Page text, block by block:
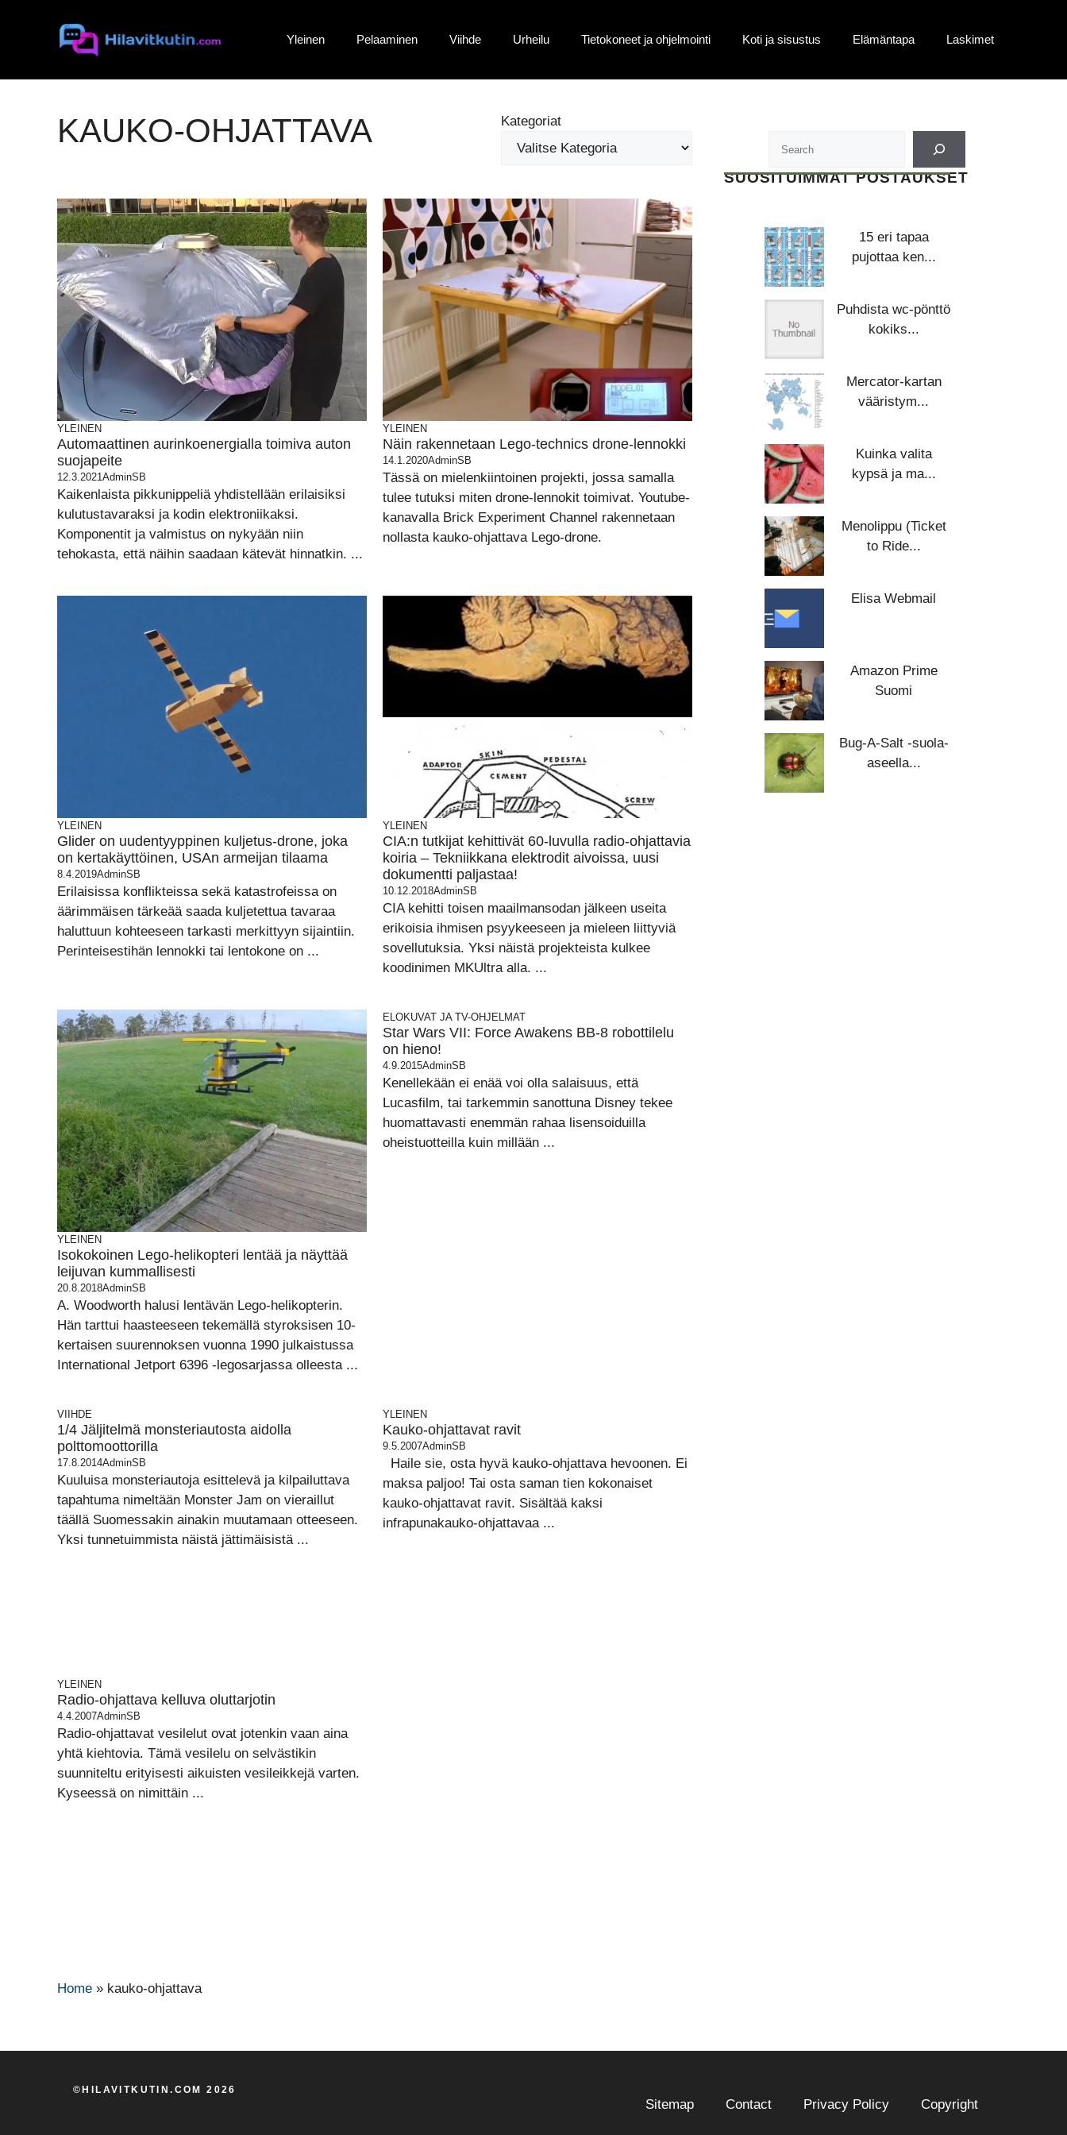
Yleinen Pelaaminen Viihde Urheilu Tietokoneet ja ohjelmointi Koti ja sisustus Elämäntapa Laskimet
KAUKO-OHJATTAVA Kategoriat
YLEINEN
Automaattinen aurinkoenergialla toimiva auton
suojapeite
12.3.2021AdminSB
Kaikenlaista pikkunippeliä yhdistellään erilaisiksi
kulutustavaraksi ja kodin elektroniikaksi.
Komponentit ja valmistus on nykyään niin
tehokasta, että näihin saadaan kätevät hinnatkin. ...
YLEINEN
Näin rakennetaan Lego-technics drone-lennokki
14.1.2020AdminSB
Tässä on mielenkiintoinen projekti, jossa samalla
tulee tutuksi miten drone-lennokit toimivat. Youtube-
kanavalla Brick Experiment Channel rakennetaan
nollasta kauko-ohjattava Lego-drone.
YLEINEN
Glider on uudentyyppinen kuljetus-drone, joka
on kertakäyttöinen, USAn armeijan tilaama
8.4.2019AdminSB
Erilaisissa konflikteissa sekä katastrofeissa on
äärimmäisen tärkeää saada kuljetettua tavaraa
haluttuun kohteeseen tarkasti merkittyyn sijaintiin.
Perinteisestihän lennokki tai lentokone on ...
YLEINEN
CIA:n tutkijat kehittivät 60-luvulla radio-ohjattavia
koiria – Tekniikkana elektrodit aivoissa, uusi
dokumentti paljastaa!
10.12.2018AdminSB
CIA kehitti toisen maailmansodan jälkeen useita
erikoisia ihmisen psyykeeseen ja mieleen liittyviä
sovellutuksia. Yksi näistä projekteista kulkee
koodinimen MKUltra alla. ...
YLEINEN
Isokokoinen Lego-helikopteri lentää ja näyttää
leijuvan kummallisesti
20.8.2018AdminSB
A. Woodworth halusi lentävän Lego-helikopterin.
Hän tarttui haasteeseen tekemällä styroksisen 10-
kertaisen suurennoksen vuonna 1990 julkaistussa
International Jetport 6396 -legosarjassa olleesta ...
ELOKUVAT JA TV-OHJELMAT
Star Wars VII: Force Awakens BB-8 robottilelu
on hieno!
4.9.2015AdminSB
Kenellekään ei enää voi olla salaisuus, että
Lucasfilm, tai tarkemmin sanottuna Disney tekee
huomattavasti enemmän rahaa lisensoiduilla
oheistuotteilla kuin millään ...
VIIHDE
1/4 Jäljitelmä monsteriautosta aidolla
polttomoottorilla
17.8.2014AdminSB
Kuuluisa monsteriautoja esittelevä ja kilpailuttava
tapahtuma nimeltään Monster Jam on vieraillut
täällä Suomessakin ainakin muutamaan otteeseen.
Yksi tunnetuimmista näistä jättimäisistä ...
YLEINEN
Kauko-ohjattavat ravit
9.5.2007AdminSB
Haile sie, osta hyvä kauko-ohjattava hevoonen. Ei
maksa paljoo! Tai osta saman tien kokonaiset
kauko-ohjattavat ravit. Sisältää kaksi
infrapunakauko-ohjattavaa ...
YLEINEN
Radio-ohjattava kelluva oluttarjotin
4.4.2007AdminSB
Radio-ohjattavat vesilelut ovat jotenkin vaan aina
yhtä kiehtovia. Tämä vesilelu on selvästikin
suunniteltu erityisesti aikuisten vesileikkejä varten.
Kyseessä on nimittäin ...
Home » kauko-ohjattava
SUOSITUIMMAT POSTAUKSET
15 eri tapaa
pujottaa ken...
Puhdista wc-pönttö
kokiks...
Mercator-kartan
vääristym...
Kuinka valita
kypsä ja ma...
Menolippu (Ticket
to Ride...
Elisa Webmail
Amazon Prime
Suomi
Bug-A-Salt -suola-
aseella...
©HILAVITKUTIN.COM 2026
Sitemap Contact Privacy Policy Copyright